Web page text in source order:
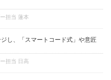
担当 蓮本
し、「スマートコード式」や意匠
担当 日高